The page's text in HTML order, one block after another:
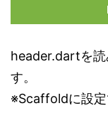
header.dartを読
す。
※Scaffoldに設